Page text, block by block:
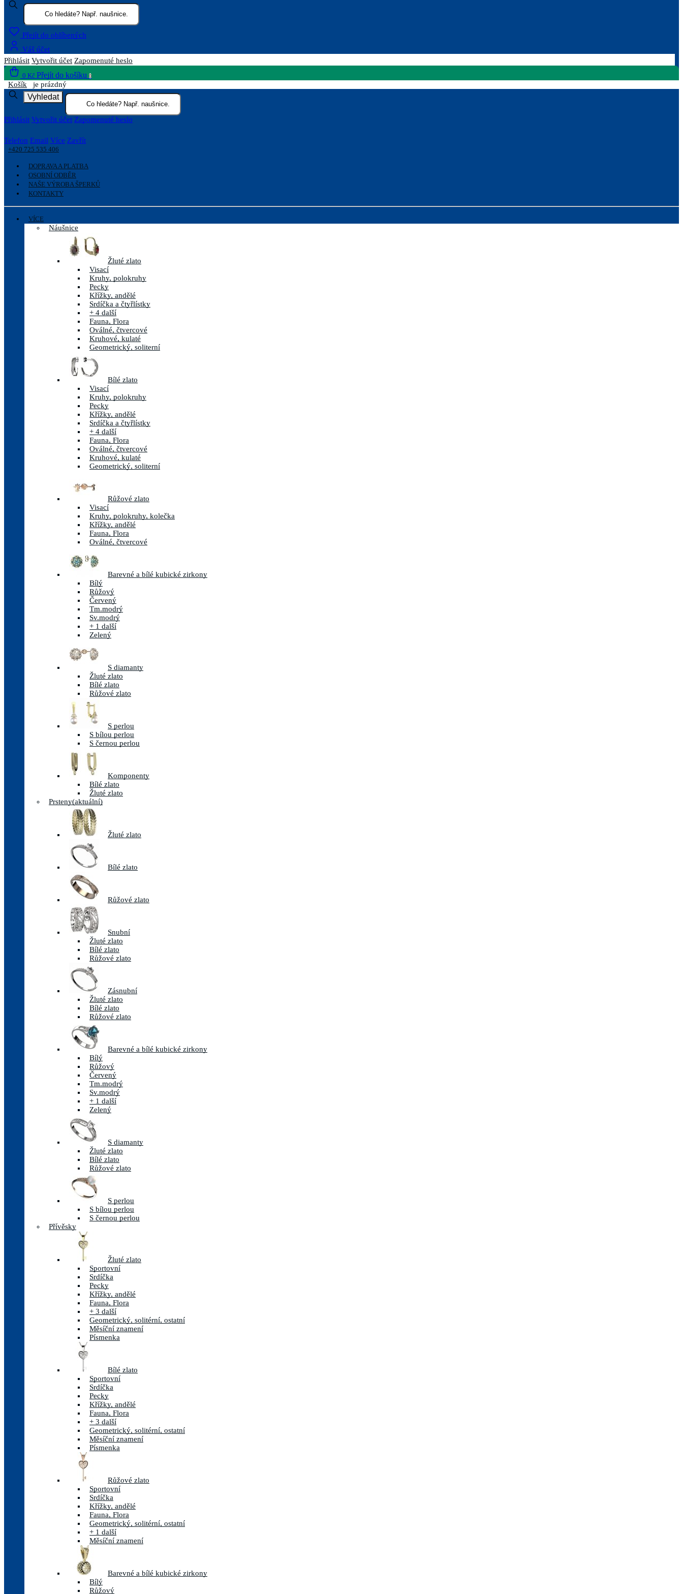
Přejít do oblíbených
Váš účet
Přihlásit Vytvořit účet Zapomenuté heslo
0 Kč Přejít do košíku 0
Košík je prázdný
Vyhledat
Přihlásit Vytvořit účet Zapomenuté heslo
Telefon Email Více Zavřít
+420 725 535 406
DOPRAVA A PLATBA
OSOBNÍ ODBĚR
NAŠE VÝROBA ŠPERKŮ
KONTAKTY
VÍCE
Náušnice
Žluté zlato
Visací
Kruhy, polokruhy
Pecky
Křížky, andělé
Srdíčka a čtyřlístky
+ 4 další
Fauna, Flora
Oválné, čtvercové
Kruhové, kulaté
Geometrický, soliterní
Bílé zlato
Visací
Kruhy, polokruhy
Pecky
Křížky, andělé
Srdíčka a čtyřlístky
+ 4 další
Fauna, Flora
Oválné, čtvercové
Kruhové, kulaté
Geometrický, soliterní
Růžové zlato
Visací
Kruhy, polokruhy, kolečka
Křížky, andělé
Fauna, Flora
Oválné, čtvercové
Barevné a bílé kubické zirkony
Bílý
Růžový
Červený
Tm.modrý
Sv.modrý
+ 1 další
Zelený
S diamanty
Žluté zlato
Bílé zlato
Růžové zlato
S perlou
S bílou perlou
S černou perlou
Komponenty
Bílé zlato
Žluté zlato
Prsteny(aktuální)
Žluté zlato
Bílé zlato
Růžové zlato
Snubní
Žluté zlato
Bílé zlato
Růžové zlato
Zásnubní
Žluté zlato
Bílé zlato
Růžové zlato
Barevné a bílé kubické zirkony
Bílý
Růžový
Červený
Tm.modrý
Sv.modrý
+ 1 další
Zelený
S diamanty
Žluté zlato
Bílé zlato
Růžové zlato
S perlou
S bílou perlou
S černou perlou
Přívěsky
Žluté zlato
Sportovní
Srdíčka
Pecky
Křížky, andělé
Fauna, Flora
+ 3 další
Geometrický, solitérní, ostatní
Měsíční znamení
Písmenka
Bílé zlato
Sportovní
Srdíčka
Pecky
Křížky, andělé
Fauna, Flora
+ 3 další
Geometrický, solitérní, ostatní
Měsíční znamení
Písmenka
Růžové zlato
Sportovní
Srdíčka
Křížky, andělé
Fauna, Flora
Geometrický, solitérní, ostatní
+ 1 další
Měsíční znamení
Barevné a bílé kubické zirkony
Bílý
Růžový